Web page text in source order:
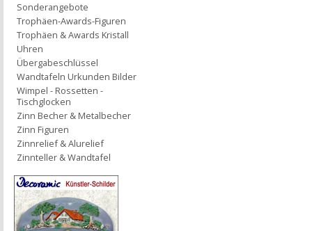
Sonderangebote
Trophäen-Awards-Figuren
Trophäen & Awards Kristall
Uhren
Übergabeschlüssel
Wandtafeln Urkunden Bilder
Wimpel - Rossetten -
Tischglocken
Zinn Becher & Metalbecher
Zinn Figuren
Zinnrelief & Alurelief
Zinnteller & Wandtafel